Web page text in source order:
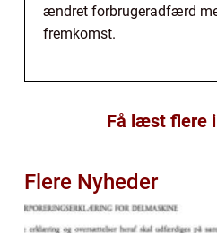
ændret forbrugeradfærd
fremkomst.
Få læst flere
Flere Nyheder